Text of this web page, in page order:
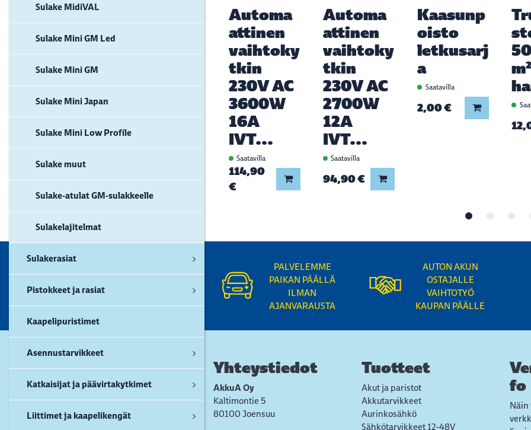
Sulake MidiVAL
Sulake Mini GM Led
Sulake Mini GM
Sulake Mini Japan
Sulake Mini Low Profile
Sulake muut
Sulake-atulat GM-sulakkeelle
Sulakelajitelmat
Sulakerasiat
Pistokkeet ja rasiat
Kaapelipuristimet
Asennustarvikkeet
Katkaisijat ja päävirtakytkimet
Liittimet ja kaapelikengät
Automa
attinen
vaihtoky
tkin
230V AC
3600W
16A
IVT...
Saatavilla
114,90
€
Lisää koriin
Automa
attinen
vaihtoky
tkin
230V AC
2700W
12A
IVT...
Saatavilla
94,90 € Lisää koriin
Kaasunp
oisto
letkusarj
a
Saatavilla
2,00 € Lisää koriin
m²
PALVELEMME
PAIKAN PÄÄLLÄ
ILMAN
AJANVARAUSTA
AUTON AKUN
OSTAJALLE
VAIHTOTYÖ
KAUPAN PÄÄLLE
Yhteystiedot
AkkuA Oy
Kaltimontie 5
80100 Joensuu
Tuotteet
Akut ja paristot
Akkutarvikkeet
Aurinkosähkö
Sähkötarvikkeet 12-48V
fo
Näin